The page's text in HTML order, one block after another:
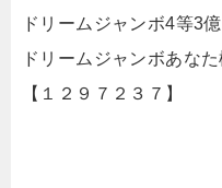
ドリームジャンボ4等3
ドリームジャンボあな
【１２９７２３７】